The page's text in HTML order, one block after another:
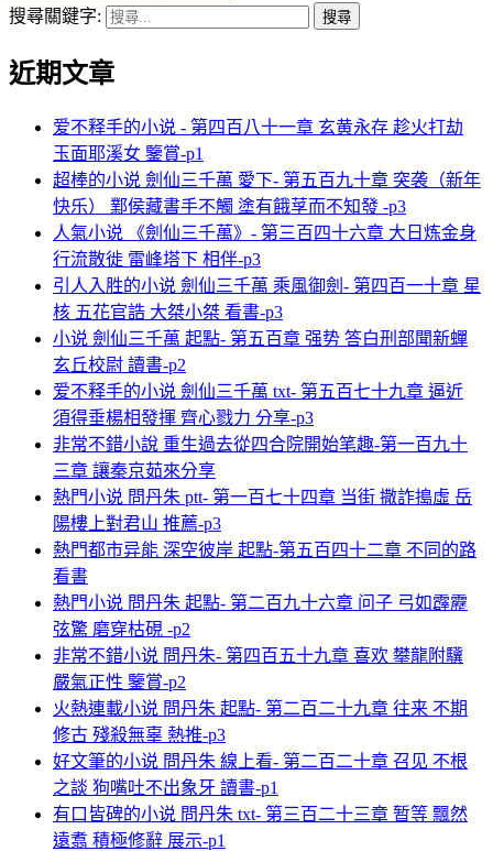
搜尋關鍵字:
近期文章
爱不释手的小说 - 第四百八十一章 玄黄永存 趁火打劫
玉面耶溪女 鑒賞-p1
超棒的小说 劍仙三千萬 愛下- 第五百九十章 突袭（新年
快乐） 鄴侯藏書手不觸 塗有餓莩而不知發 -p3
人氣小说 《劍仙三千萬》- 第三百四十六章 大日炼金身
行流散徙 雷峰塔下 相伴-p3
引人入胜的小说 劍仙三千萬 乘風御劍- 第四百一十章 星
核 五花官誥 大桀小桀 看書-p3
小说 劍仙三千萬 起點- 第五百章 强势 答白刑部聞新蟬
玄丘校尉 讀書-p2
爱不释手的小说 劍仙三千萬 txt- 第五百七十九章 逼近
須得垂楊相發揮 齊心戮力 分享-p3
非常不錯小說 重生過去從四合院開始笔趣-第一百九十
三章 讓秦京茹來分享
熱門小说 問丹朱 ptt- 第一百七十四章 当街 撒詐搗虛 岳
陽樓上對君山 推薦-p3
熱門都市异能 深空彼岸 起點-第五百四十二章 不同的路
看書
熱門小说 問丹朱 起點- 第二百九十六章 问子 弓如霹靂
弦驚 磨穿枯硯 -p2
非常不錯小说 問丹朱- 第四百五十九章 喜欢 攀龍附驥
嚴氣正性 鑒賞-p2
火熱連載小说 問丹朱 起點- 第二百二十九章 往来 不期
修古 殘殺無辜 熱推-p3
好文筆的小说 問丹朱 線上看- 第二百二十章 召见 不根
之談 狗嘴吐不出象牙 讀書-p1
有口皆碑的小说 問丹朱 txt- 第三百二十三章 暂等 飄然
遠翥 積極修辭 展示-p1